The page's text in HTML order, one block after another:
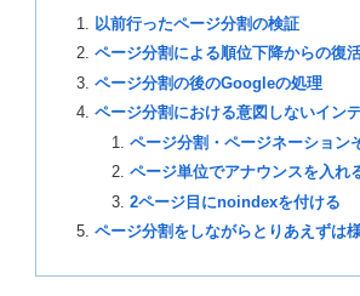
以前行ったページ分割の検証
ページ分割による順位下降からの復
ページ分割の後のGoogleの処理
ページ分割における意図しないイン
ページ分割・ページネーション
ページ単位でアナウンスを入れ
2ページ目にnoindexを付ける
ページ分割をしながらとりあえずは